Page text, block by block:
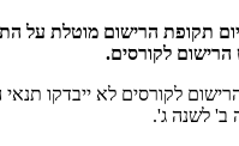
תקופת הרישום מוטלת על
לקורסים.
לקורסים לא ייבדקו
ב' לשנה ג'.